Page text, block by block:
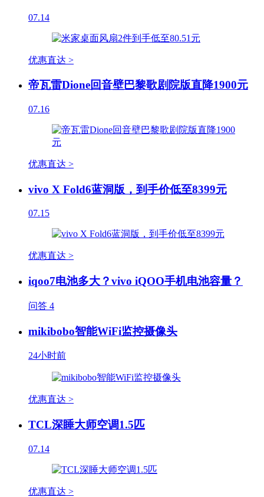
07.14
优惠直达 >
帝瓦雷Dione回音壁巴黎歌剧院版直降1900元
07.16
优惠直达 >
vivo X Fold6蓝洞版，到手价低至8399元
07.15
优惠直达 >
iqoo7电池多大？vivo iQOO手机电池容量？
问答 4
mikibobo智能WiFi监控摄像头
24小时前
优惠直达 >
TCL深睡大师空调1.5匹
07.14
优惠直达 >